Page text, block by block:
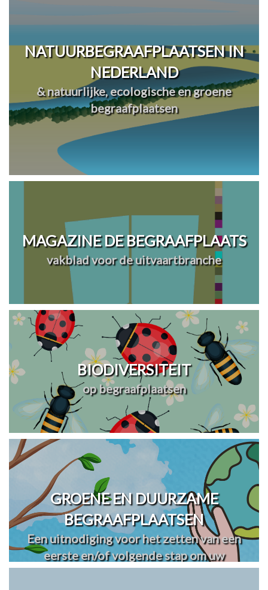
NATUURBEGRAAFPLAATSEN IN
NEDERLAND
& natuurlijke, ecologische en groene
begraafplaatsen
MAGAZINE DE BEGRAAFPLAATS
vakblad voor de uitvaartbranche
BIODIVERSITEIT
op begraafplaatsen
GROENE EN DUURZAME
BEGRAAFPLAATSEN
Een uitnodiging voor het zetten van een
eerste en/of volgende stap om uw
begraafplaats(en) te vergroenen en